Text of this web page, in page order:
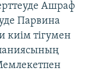
Ашраф
Парвина
киім тігумен